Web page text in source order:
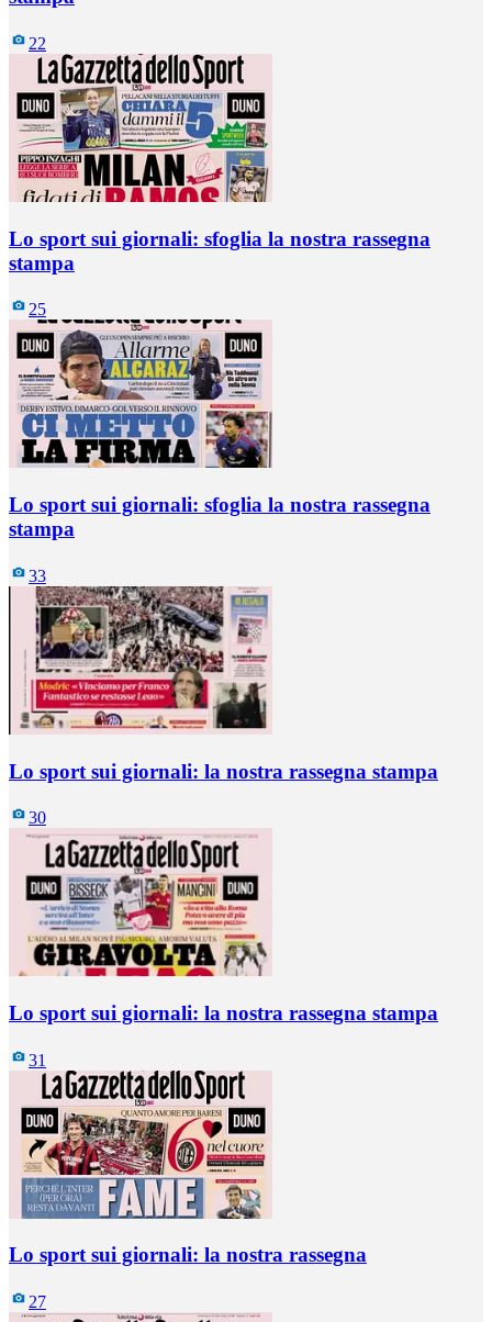
22
Lo sport sui giornali: sfoglia la nostra rassegna
stampa
25
Lo sport sui giornali: sfoglia la nostra rassegna
stampa
33
Lo sport sui giornali: la nostra rassegna stampa
30
Lo sport sui giornali: la nostra rassegna stampa
31
Lo sport sui giornali: la nostra rassegna
27